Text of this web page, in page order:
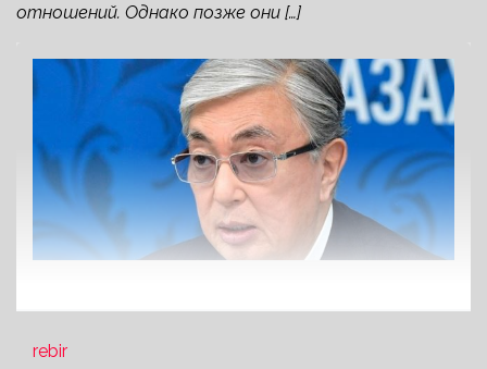
отношений. Однако позже они […]
rebir